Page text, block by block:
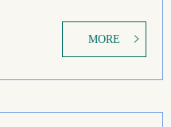
MORE